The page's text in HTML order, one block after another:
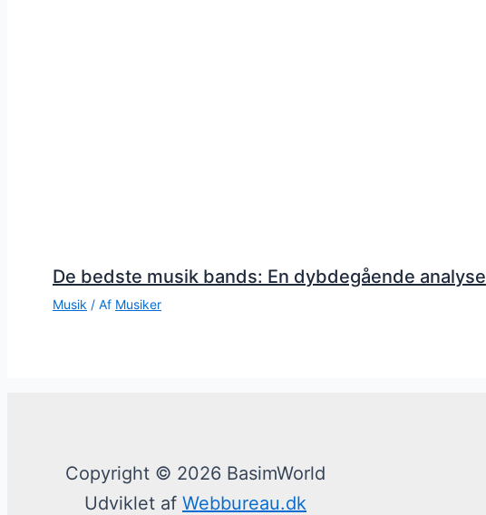
De bedste musik bands: En dybdegående analyse
Musik / Af Musiker
Copyright © 2026 BasimWorld
Udviklet af Webbureau.dk